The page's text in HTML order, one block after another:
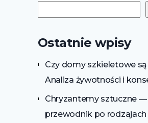
Ostatnie wpisy
Czy domy szkieletowe są
Analiza żywotności i
Chryzantemy sztuczne —
przewodnik po rodzajach